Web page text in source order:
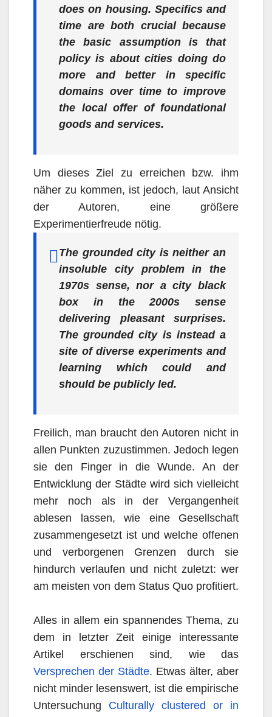
does on housing. Specifics and
time are both crucial because
the basic assumption is that
policy is about cities doing do
more and better in specific
domains over time to improve
the local offer of foundational
goods and services.
Um dieses Ziel zu erreichen bzw. ihm
näher zu kommen, ist jedoch, laut Ansicht
der Autoren, eine größere
Experimentierfreude nötig.
The grounded city is neither an
insoluble city problem in the
1970s sense, nor a city black
box in the 2000s sense
delivering pleasant surprises.
The grounded city is instead a
site of diverse experiments and
learning which could and
should be publicly led.
Freilich, man braucht den Autoren nicht in
allen Punkten zuzustimmen. Jedoch legen
sie den Finger in die Wunde. An der
Entwicklung der Städte wird sich vielleicht
mehr noch als in der Vergangenheit
ablesen lassen, wie eine Gesellschaft
zusammengesetzt ist und welche offenen
und verborgenen Grenzen durch sie
hindurch verlaufen und nicht zuletzt: wer
am meisten von dem Status Quo profitiert.
Alles in allem ein spannendes Thema, zu
dem in letzter Zeit einige interessante
Artikel erschienen sind, wie das
Versprechen der Städte. Etwas älter, aber
nicht minder lesenswert, ist die empirische
Untersuchung Culturally clustered or in